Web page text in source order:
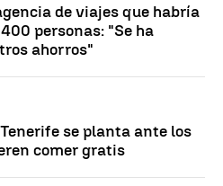
de viajes que habría
personas: "Se ha
ahorros"
se planta ante los
comer gratis